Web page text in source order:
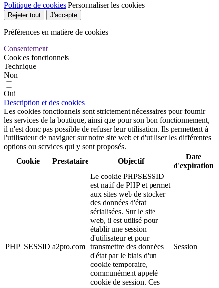
Politique de cookies Personnaliser les cookies
Rejeter tout J'accepte
Préférences en matière de cookies
Consentement
Cookies fonctionnels
Technique
Non
Oui
Description et des cookies
Les cookies fonctionnels sont strictement nécessaires pour fournir
les services de la boutique, ainsi que pour son bon fonctionnement,
il n'est donc pas possible de refuser leur utilisation. Ils permettent à
l'utilisateur de naviguer sur notre site web et d'utiliser les différentes
options ou services qui y sont proposés.
Cookie
Prestataire Objectif
Date
d'expiration
PHP_SESSID a2pro.com
Le cookie PHPSESSID
est natif de PHP et permet
aux sites web de stocker
des données d'état
sérialisées. Sur le site
web, il est utilisé pour
établir une session
d'utilisateur et pour
transmettre des données
d'état par le biais d'un
cookie temporaire,
communément appelé
cookie de session. Ces
Session